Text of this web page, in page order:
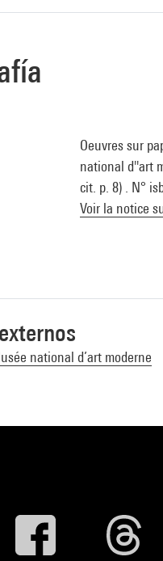
Oeuvres sur
national d''art
cit. p. 8) . N°
Voir la notice
national d’art moderne